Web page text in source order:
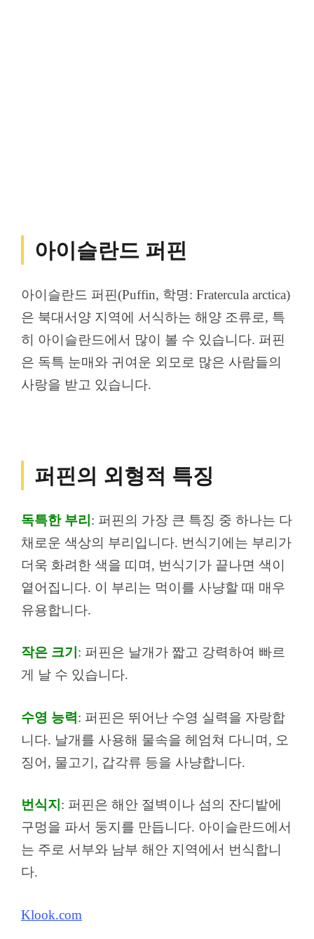
아이슬란드 퍼핀
아이슬란드 퍼핀(Puffin, 학명: Fratercula arctica)
은 북대서양 지역에 서식하는 해양 조류로, 특
히 아이슬란드에서 많이 볼 수 있습니다. 퍼핀
은 독특 눈매와 귀여운 외모로 많은 사람들의
사랑을 받고 있습니다.
퍼핀의 외형적 특징
독특한 부리 : 퍼핀의 가장 큰 특징 중 하나는 다
채로운 색상의 부리입니다. 번식기에는 부리가
더욱 화려한 색을 띠며, 번식기가 끝나면 색이
옅어집니다. 이 부리는 먹이를 사냥할 때 매우
유용합니다.
작은 크기 : 퍼핀은 날개가 짧고 강력하여 빠르
게 날 수 있습니다.
수영 능력 : 퍼핀은 뛰어난 수영 실력을 자랑합
니다. 날개를 사용해 물속을 헤엄쳐 다니며, 오
징어, 물고기, 갑각류 등을 사냥합니다.
번식지 : 퍼핀은 해안 절벽이나 섬의 잔디밭에
구멍을 파서 둥지를 만듭니다. 아이슬란드에서
는 주로 서부와 남부 해안 지역에서 번식합니
다.
Klook.com